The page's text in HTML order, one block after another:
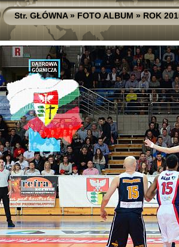
Str. GŁÓWNA»FOTO ALBUM»ROK